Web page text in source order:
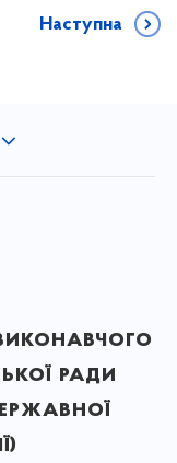
Наступна
ради